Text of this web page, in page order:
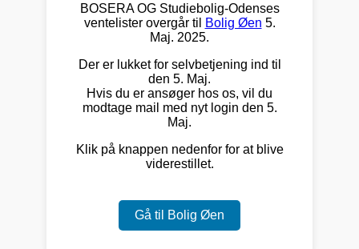
BOSERA OG Studiebolig-Odenses
ventelister overgår til
Bolig Øen 5.
Maj. 2025.
Der er lukket for selvbetjening ind til
den 5. Maj.
Hvis du er ansøger hos os, vil du
modtage mail med nyt login den 5.
Maj.
Klik på knappen nedenfor for at blive
viderestillet.
Gå til Bolig Øen